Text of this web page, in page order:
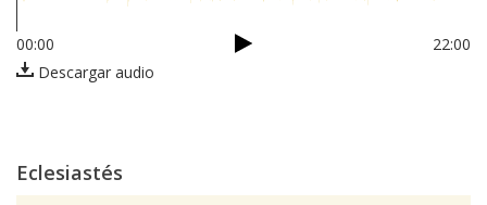
00:00
22:00
Descargar audio
Eclesiastés